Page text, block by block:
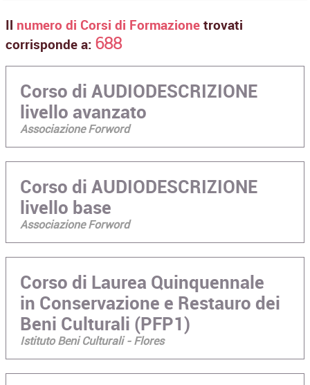
Il numero di Corsi di Formazionetrovati
corrisponde a: 688
Corso di AUDIODESCRIZIONE
livello avanzato
Associazione Forword
Corso di AUDIODESCRIZIONE
livello base
Associazione Forword
Corso di Laurea Quinquennale
in Conservazione e Restauro dei
Beni Culturali (PFP1)
Istituto Beni Culturali - Flores